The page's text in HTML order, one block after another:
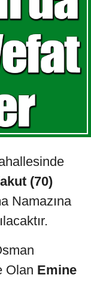
(70)
Namazına
Olan Emine